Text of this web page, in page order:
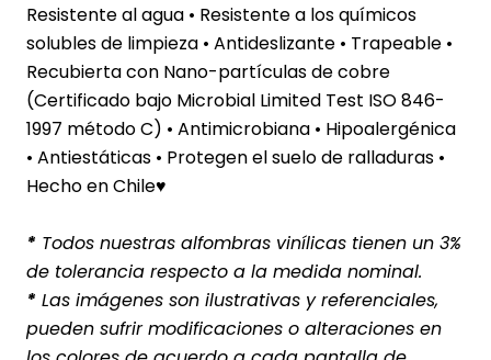
Resistente al agua • Resistente a los químicos
solubles de limpieza • Antideslizante • Trapeable •
Recubierta con Nano-partículas de cobre
(Certificado bajo Microbial Limited Test ISO 846-
1997 método C) • Antimicrobiana • Hipoalergénica
• Antiestáticas • Protegen el suelo de ralladuras •
Hecho en Chile♥
* Todos nuestras alfombras vinílicas tienen un 3%
de tolerancia respecto a la medida nominal.
* Las imágenes son ilustrativas y referenciales,
pueden sufrir modificaciones o alteraciones en